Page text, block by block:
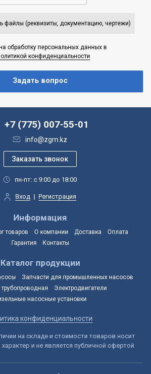
файлы (реквизиты, документацию, чертежи)
обработку персональных данных в
конфиденциальности
+7 (775) 007-55-01
info@zgm.kz
пн-пт: с 9:00 до 18:00
Вход | Регистрация
Информация
товаров О компании Доставка
Оплата
Гарантия
Контакты
Каталог продукции
Запчасти для промышленных насосов
трубопроводная
Электродвигатели
насосные установки
конфиденциальности
на складе и стоимости товаров носит
и не является публичной офертой